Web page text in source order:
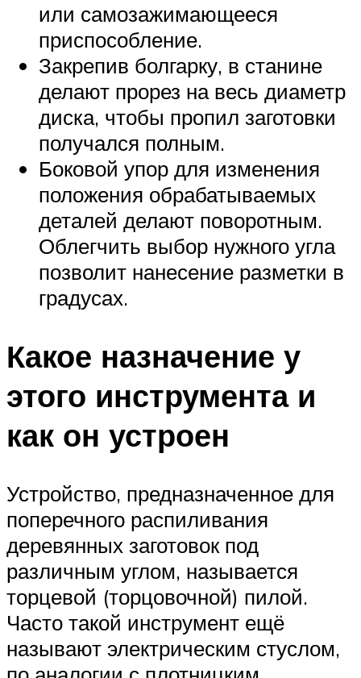
или самозажимающееся
приспособление.
Закрепив болгарку, в станине
делают прорез на весь диаметр
диска, чтобы пропил заготовки
получался полным.
Боковой упор для изменения
положения обрабатываемых
деталей делают поворотным.
Облегчить выбор нужного угла
позволит нанесение разметки в
градусах.
Какое назначение у
этого инструмента и
как он устроен
Устройство, предназначенное для
поперечного распиливания
деревянных заготовок под
различным углом, называется
торцевой (торцовочной) пилой.
Часто такой инструмент ещё
называют электрическим стуслом,